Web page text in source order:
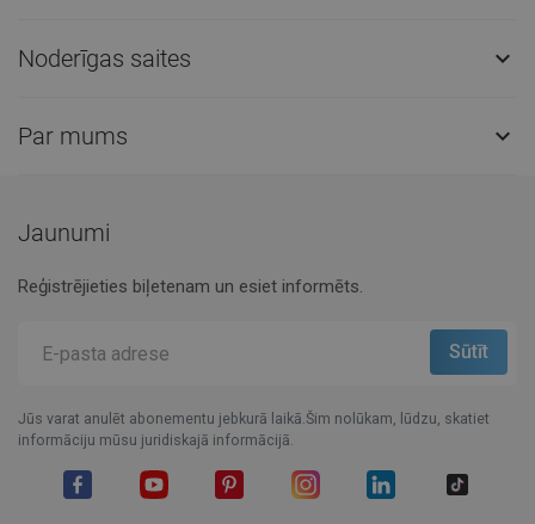
Noderīgas saites 
Par mums 
Jaunumi
Reģistrējieties biļetenam un esiet informēts.
Jūs varat anulēt abonementu jebkurā laikā.Šim nolūkam, lūdzu, skatiet
informāciju mūsu juridiskajā informācijā.